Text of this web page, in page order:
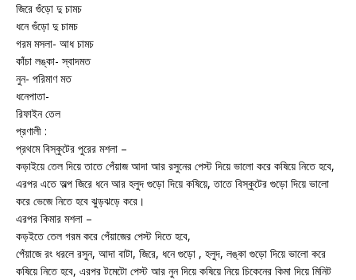
জিরে গুঁড়ো দু চামচ
ধনে গুঁড়ো দু চামচ
গরম মসলা- আধ চামচ
কাঁচা লঙ্কা- স্বাদমত
নুন- পরিমাণ মত
ধনেপাতা-
রিফাইন তেল
প্রণালী :
প্রথমে বিস্কুটের পুরের মশলা –
কড়াইয়ে তেল দিয়ে তাতে পেঁয়াজ আদা আর রসুনের পেস্ট দিয়ে ভালো করে কষিয়ে নিতে হবে,
এরপর এতে অল্প জিরে ধনে আর হলুদ গুড়ো দিয়ে কষিয়ে, তাতে বিস্কুটের গুড়ো দিয়ে ভালো
করে ভেজে নিতে হবে ঝুড়ঝড়ে করে।
এরপর কিমার মশলা –
কড়ইতে তেল গরম করে পেঁয়াজের পেস্ট দিতে হবে,
পেঁয়াজে রং ধরলে রসুন, আদা বাটা, জিরে, ধনে গুড়ো , হলুদ, লঙ্কা গুড়ো দিয়ে ভালো করে
কষিয়ে নিতে হবে, এরপর টমেটো পেস্ট আর নুন দিয়ে কষিয়ে নিয়ে চিকেনের কিমা দিয়ে মিনিট